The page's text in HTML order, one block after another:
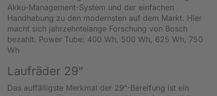
Akku-Management-System und der einfachen
Handhabung zu den modernsten auf dem Markt. Hier
macht sich jahrzehntelange Forschung von Bosch
bezahlt. Power Tube: 400 Wh, 500 Wh, 625 Wh, 750
Wh
Laufräder 29“
Das auffälligste Merkmal der 29“-Bereifung ist ein